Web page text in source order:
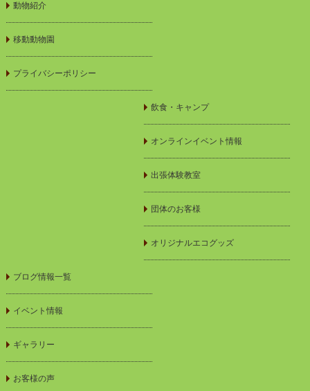
動物紹介
移動動物園
プライバシーポリシー
飲食・キャンプ
オンラインイベント情報
出張体験教室
団体のお客様
オリジナルエコグッズ
ブログ情報一覧
イベント情報
ギャラリー
お客様の声